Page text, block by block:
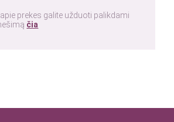
prekes galite užduoti palikdami
čia